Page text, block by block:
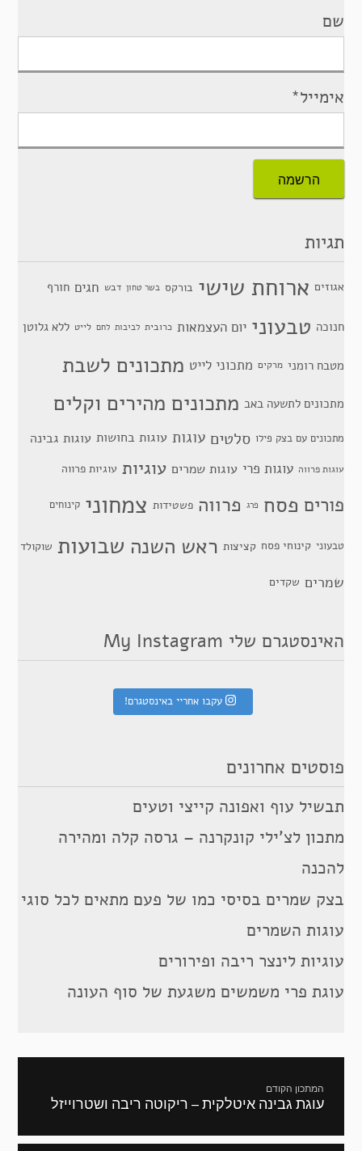
שם
אימייל*
תגיות
אגוזים ארוחת שישי בורקס בשר טחון דבש חגים חורף
חנוכה טבעוני יום העצמאות כרובית לביבות לחם לייט ללא גלוטן
מטבח רומני מרקים מתכוני לייט מתכונים לשבת
מתכונים לתשעה באב מתכונים מהירים וקלים
מתכונים עם בצק פילו סלטים עוגות עוגות בחושות עוגות גבינה
עוגות פרווה עוגות פרי עוגות שמרים עוגיות עוגיות פרווה
פורים פסח פרג פרווה פשטידות צמחוני קינוחים
טבעוני קינוחי פסח קציצות ראש השנה שבועות שוקולד
שמרים שקדים
האינסטגרם שלי My Instagram
עקבו אחריי באינסטגרם!
פוסטים אחרונים
תבשיל עוף ואפונה קייצי וטעים
מתכון לצ’ילי קונקרנה – גרסה קלה ומהירה
להכנה
בצק שמרים בסיסי כמו של פעם מתאים לכל סוגי
עוגות השמרים
עוגיות לינצר ריבה ופירורים
עוגת פרי משמשים משגעת של סוף העונה
המתכון הקודם
מתכון
עוגת גבינה איטלקית – ריקוטה ריבה ושטרוייזל